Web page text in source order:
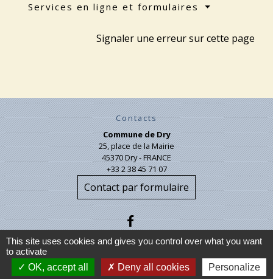
Services en ligne et formulaires
Signaler une erreur sur cette page
Contacts
Commune de Dry
25, place de la Mairie
45370 Dry - FRANCE
+33 2 38 45 71 07
Contact par formulaire
This site uses cookies and gives you control over what you want
to activate
OK, accept all
Deny all cookies Personalize